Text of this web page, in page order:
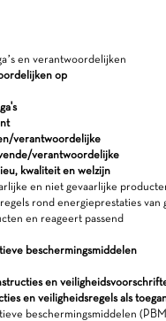
en verantwoordelijken
op
verantwoordelijke
verantwoordelijke
kwaliteit en welzijn
en niet gevaarlijke
rond energieprestaties van
en reageert passend
beschermingsmiddelen
en
en veiligheidsregels als
beschermingsmiddelen